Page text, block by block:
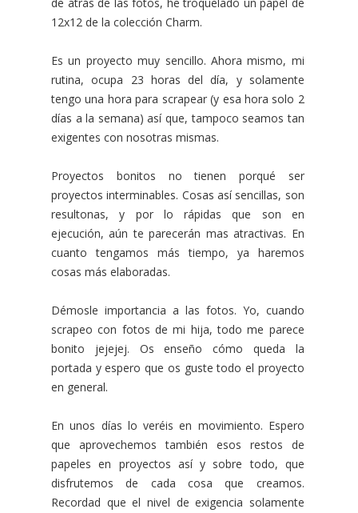
12x12 de la colección Charm.
Es un proyecto muy sencillo. Ahora mismo, mi
rutina, ocupa 23 horas del día, y solamente
tengo una hora para scrapear (y esa hora solo 2
días a la semana) así que, tampoco seamos tan
exigentes con nosotras mismas.
Proyectos bonitos no tienen porqué ser
proyectos interminables. Cosas así sencillas, son
resultonas, y por lo rápidas que son en
ejecución, aún te parecerán mas atractivas. En
cuanto tengamos más tiempo, ya haremos
cosas más elaboradas.
Démosle importancia a las fotos. Yo, cuando
scrapeo con fotos de mi hija, todo me parece
bonito jejejej. Os enseño cómo queda la
portada y espero que os guste todo el proyecto
en general.
En unos días lo veréis en movimiento. Espero
que aprovechemos también esos restos de
papeles en proyectos así y sobre todo, que
disfrutemos de cada cosa que creamos.
Recordad que el nivel de exigencia solamente